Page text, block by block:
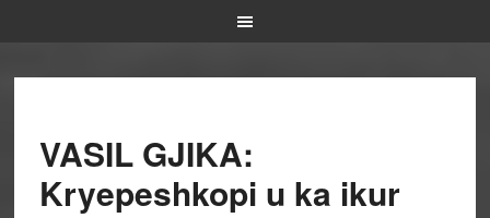
VASIL GJIKA:
Kryepeshkopi u ka ikur